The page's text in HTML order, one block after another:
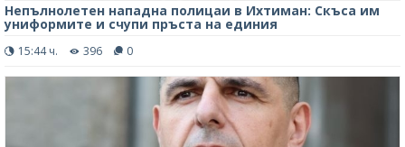
Непълнолетен нападна полицаи в Ихтиман: Скъса им
униформите и счупи пръста на единия
15:44 ч. 396 0